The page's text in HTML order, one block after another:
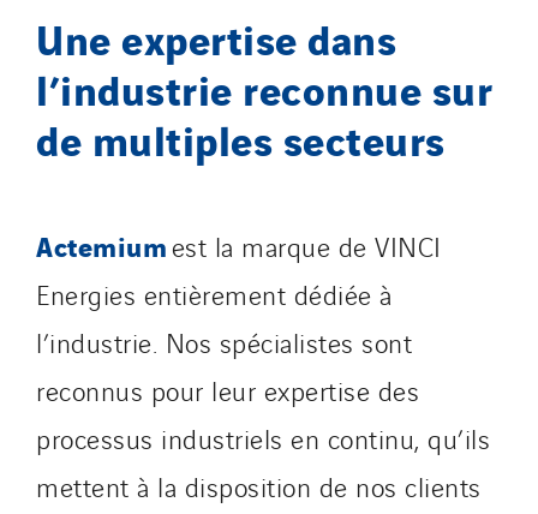
Une expertise dans
l’industrie reconnue sur
de multiples secteurs
Actemiumest la marque de VINCI
Energies entièrement dédiée à
l’industrie. Nos spécialistes sont
reconnus pour leur expertise des
processus industriels en continu, qu’ils
mettent à la disposition de nos clients